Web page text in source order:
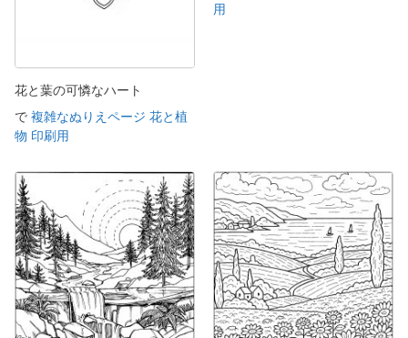
花と葉の可憐なハート
で 複雑なぬりえページ 花と植
物 印刷用
用